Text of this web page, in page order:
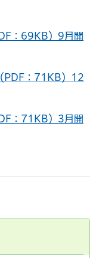
：69KB） 9月開
PDF：71KB）
12
：71KB） 3月開